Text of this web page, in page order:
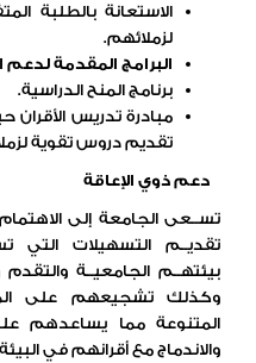
الاستعانة بالطلبة
لزملائهم.
البرامج المقدمة لدعم
برنامج المنح الدراسية.
مبادرة تدريس
تقديم دروس تقوية
دعم ذوي الإعاقة
تســعى الجامعة إلى
تقديــم التسهيلات التي
بيئتهــم الجامعيــة
وكذلك تشجيعهم على
المتنوعة مما يساعدهم
والاندماج مع أقرانهم في